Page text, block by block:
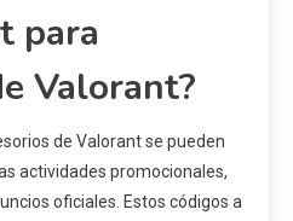
para
Valorant?
de Valorant se pueden
actividades promocionales,
oficiales. Estos códigos a